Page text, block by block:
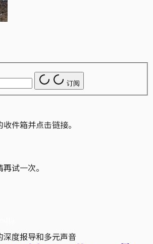
订阅
件箱并点击链接。
试一次。
深度报导和多元声音